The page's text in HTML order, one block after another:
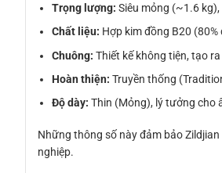
Trọng lượng: Siêu mỏng (~1.6
Chất liệu: Hợp kim đồng B20
Chuông: Thiết kế không tiện, tạo
Hoàn thiện: Truyền thống
Độ dày: Thin (Mỏng), lý tưởng cho
Những thông số này đảm bảo
nghiệp.